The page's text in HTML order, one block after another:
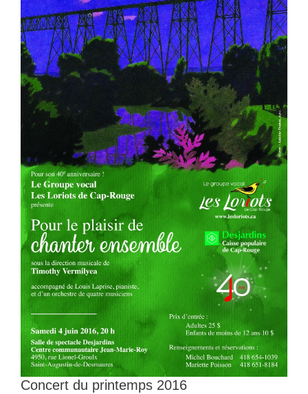
Concert du printemps 2016